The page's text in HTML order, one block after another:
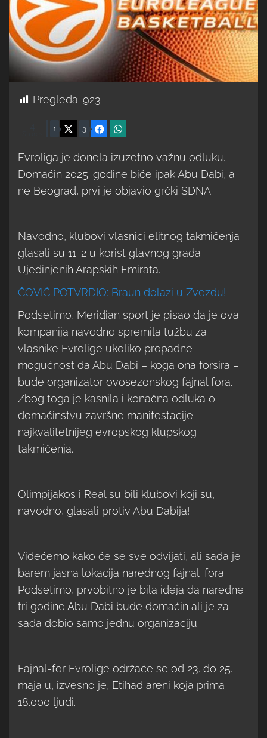
Pregleda: 923
1 3 Facebook
Evroliga je donela izuzetno važnu odluku.
Domaćin 2025. godine biće ipak Abu Dabi, a
ne Beograd, prvi je objavio grčki SDNA.
Navodno, klubovi vlasnici elitnog takmičenja
glasali su 11-2 u korist glavnog grada
Ujedinjenih Arapskih Emirata.
ČOVIĆ POTVRDIO: Braun dolazi u Zvezdu!
Podsetimo, Meridian sport je pisao da je ova
kompanija navodno spremila tužbu za
vlasnike Evrolige ukoliko propadne
mogućnost da Abu Dabi – koga ona forsira –
bude organizator ovosezonskog fajnal fora.
Zbog toga je kasnila i konačna odluka o
domaćinstvu završne manifestacije
najkvalitetnijeg evropskog klupskog
takmičenja.
Olimpijakos i Real su bili klubovi koji su,
navodno, glasali protiv Abu Dabija!
Videćemo kako će se sve odvijati, ali sada je
barem jasna lokacija narednog fajnal-fora.
Podsetimo, prvobitno je bila ideja da naredne
tri godine Abu Dabi bude domaćin ali je za
sada dobio samo jednu organizaciju.
Fajnal-for Evrolige održaće se od 23. do 25.
maja u, izvesno je, Etihad areni koja prima
18.000 ljudi.